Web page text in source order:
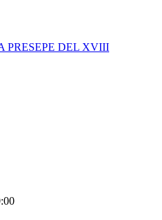
PRESEPE DEL XVIII